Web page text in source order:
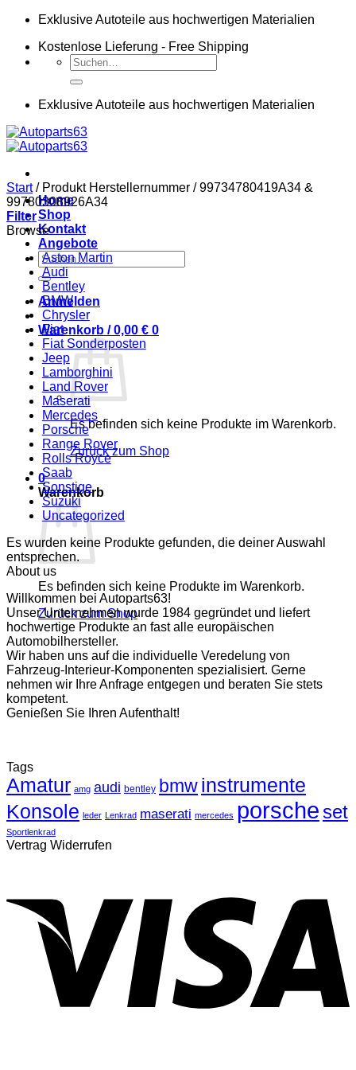
Zum
springen
Exklusive Autoteile aus hochwertigen Materialien
Kostenlose Lieferung - Free Shipping
Suchen
nach:
Exklusive Autoteile aus hochwertigen Materialien
Home
Shop
Kontakt
Angebote
Suchen
nach:
Anmelden
Warenkorb /0,00 € 0
Es befinden sich keine Produkte im Warenkorb.
Zurück zum Shop
0
Warenkorb
Es befinden sich keine Produkte im Warenkorb.
Zurück zum Shop
Start /Produkt Herstellernummer /99734780419A34 &
99780308926A34
Filter
Browse
Aston Martin
Audi
Bentley
BMW
Chrysler
Fiat
Fiat Sonderposten
Jeep
Lamborghini
Land Rover
Maserati
Mercedes
Porsche
Range Rover
Rolls Royce
Saab
Sonstige
Suzuki
Uncategorized
Es wurden keine Produkte gefunden, die deiner Auswahl
entsprechen.
About us
Willkommen bei Autoparts63!
Unser Unternehmen wurde 1984 gegründet und liefert
hochwertige Produkte an fast alle europäischen
Automobilhersteller.
Wir haben uns auf die individuelle Veredelung von
Fahrzeug-Interieur-Komponenten spezialisiert. Gerne
nehmen wir Ihre Anfrage entgegen und beraten Sie stets
kompetent.
Genießen Sie Ihren Aufenthalt!
Tags
Amatur amg audi bentley bmwinstrumente
Konsole leder Lenkrad maserati mercedes porsche set
Sportlenkrad
Vertrag Widerrufen